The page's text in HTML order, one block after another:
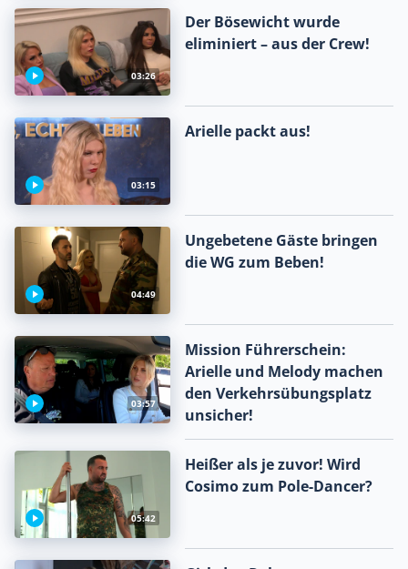
03:26
Der Bösewicht wurde
eliminiert – aus der Crew!
03:15
Arielle packt aus!
04:49
Ungebetene Gäste bringen
die WG zum Beben!
03:57
Mission Führerschein:
Arielle und Melody machen
den Verkehrsübungsplatz
unsicher!
05:42
Heißer als je zuvor! Wird
Cosimo zum Pole-Dancer?